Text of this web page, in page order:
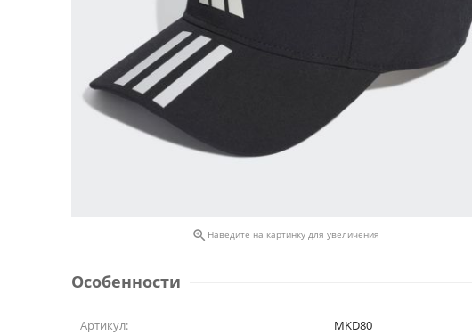
 Наведите на картинку для увеличения
Особенности
Артикул:
MKD80